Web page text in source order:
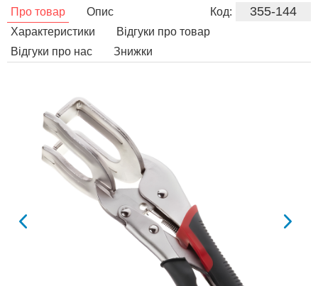
Код: 355-144
Про товар
Опис
Характеристики
Відгуки про товар
Відгуки про нас
Знижки